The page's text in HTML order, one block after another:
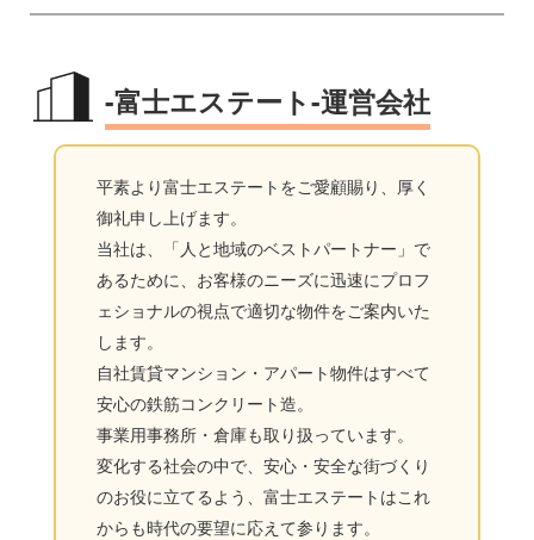
-富士エステート-運営会社
平素より富士エステートをご愛顧賜り、厚く
御礼申し上げます。
当社は、「人と地域のベストパートナー」で
あるために、お客様のニーズに迅速にプロフ
ェショナルの視点で適切な物件をご案内いた
します。
自社賃貸マンション・アパート物件はすべて
安心の鉄筋コンクリート造。
事業用事務所・倉庫も取り扱っています。
変化する社会の中で、安心・安全な街づくり
のお役に立てるよう、富士エステートはこれ
からも時代の要望に応えて参ります。